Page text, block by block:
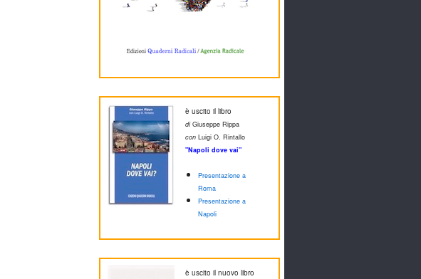
è uscito il libro
diGiuseppe Rippa
con Luigi O. Rintallo
"Napoli dove vai"
Presentazione a
Roma
Presentazione a
Napoli
è uscito il nuovo libro